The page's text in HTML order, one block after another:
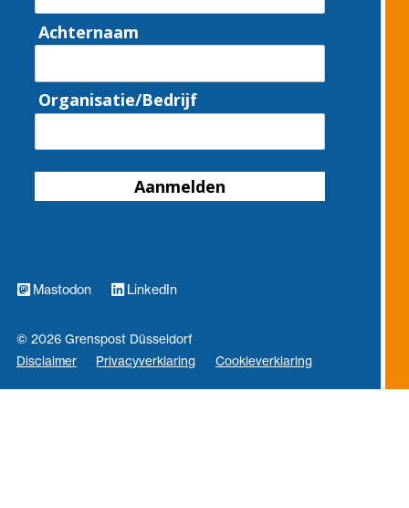
Achternaam
Organisatie/Bedrijf
Aanmelden
Mastodon LinkedIn
© 2026 Grenspost Düsseldorf
Disclaimer
Privacyverklaring Cookieverklaring